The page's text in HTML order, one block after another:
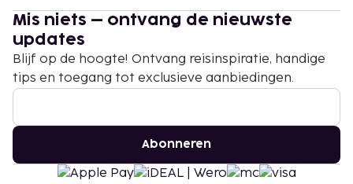
Mis niets – ontvang de nieuwste
updates
Blijf op de hoogte! Ontvang reisinspiratie, handige
tips en toegang tot exclusieve aanbiedingen.
Abonneren